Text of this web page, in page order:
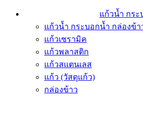
แก้วน้ำ กระ
แก้วน้ำ กระบอกน้ำ กล่องข้
แก้วเซรามิค
แก้วพลาสติก
แก้วสแตนเลส
แก้ว (วัสดุแก้ว)
กล่องข้าว